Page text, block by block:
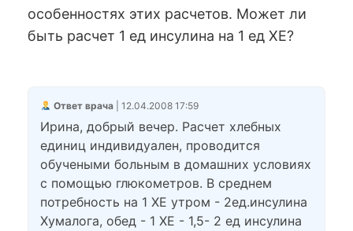
особенностях этих расчетов. Может ли
быть расчет 1 ед инсулина на 1 ед ХЕ?
Ответ врача| 12.04.2008 17:59
Ирина, добрый вечер. Расчет хлебных
единиц индивидуален, проводится
обучеными больным в домашних условиях
с помощью глюкометров. В среднем
потребность на 1 ХЕ утром - 2ед.инсулина
Хумалога, обед - 1 ХЕ - 1,5- 2 ед инсулина